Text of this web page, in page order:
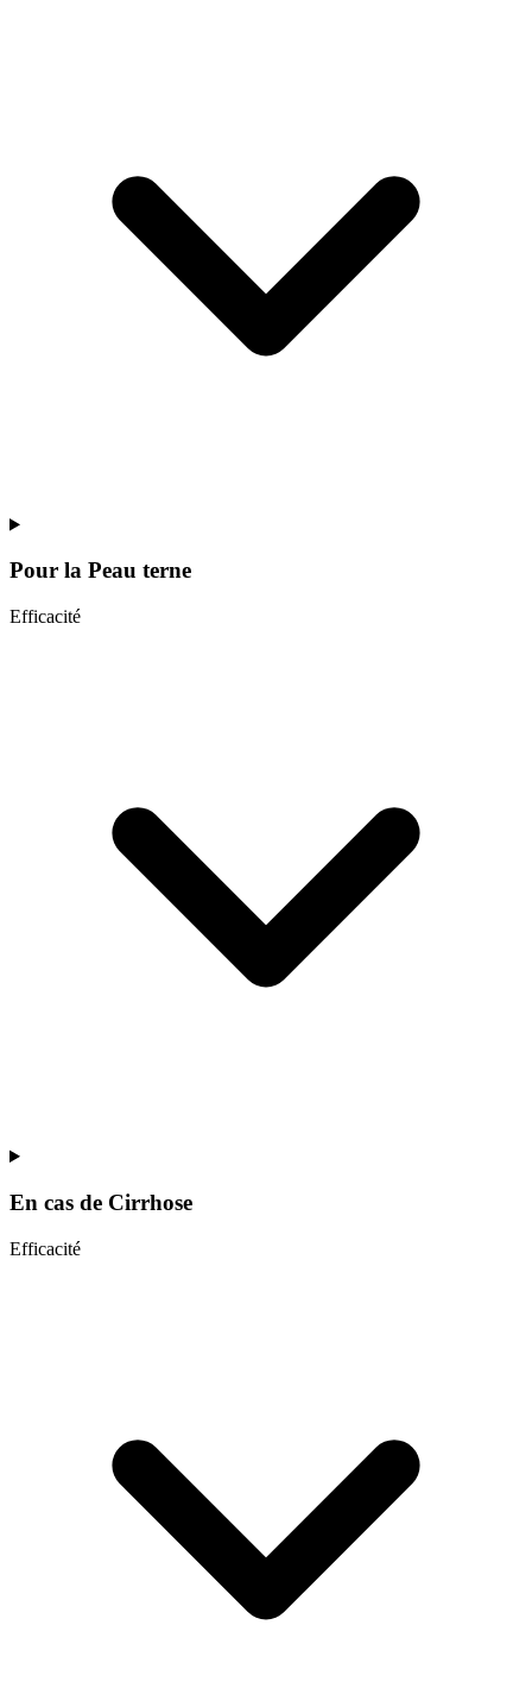
Pour la Peau terne
Efficacité
En cas de Cirrhose
Efficacité